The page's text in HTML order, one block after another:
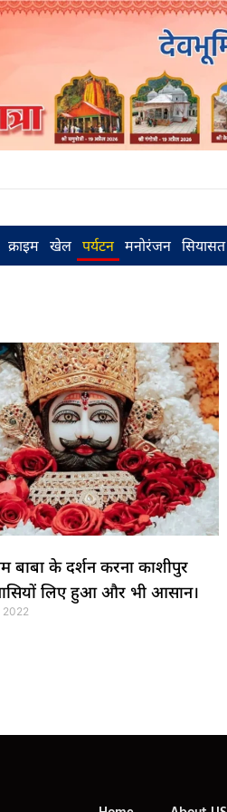
क्राइम खेल पर्यटन मनोरंजन सियासत
बाबा के दर्शन करना काशीपुर
लिए हुआ और भी आसान।
2022